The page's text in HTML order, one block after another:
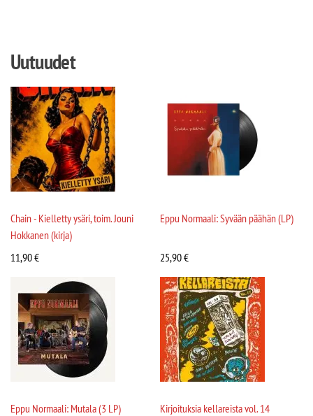
Uutuudet
Chain - Kielletty ysäri, toim. Jouni
Hokkanen (kirja)
11,90€
Eppu Normaali: Syvään päähän (LP)
25,90€
Eppu Normaali: Mutala (3 LP)
Kirjoituksia kellareista vol. 14